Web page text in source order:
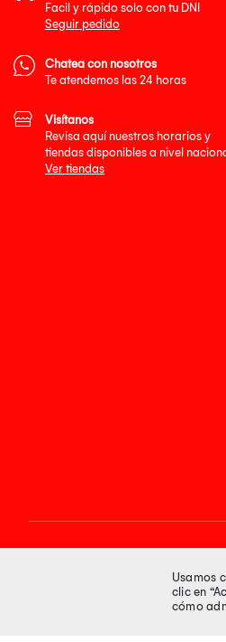
Facil y rápido solo con tu DNI
Seguir pedido
Chatea con nosotros
Te atendemos las 24 horas
Visítanos
Revisa aquí nuestros horarios y
tiendas disponibles a nivel
Ver tiendas
Síguenos enUsamos
clic en
cómo